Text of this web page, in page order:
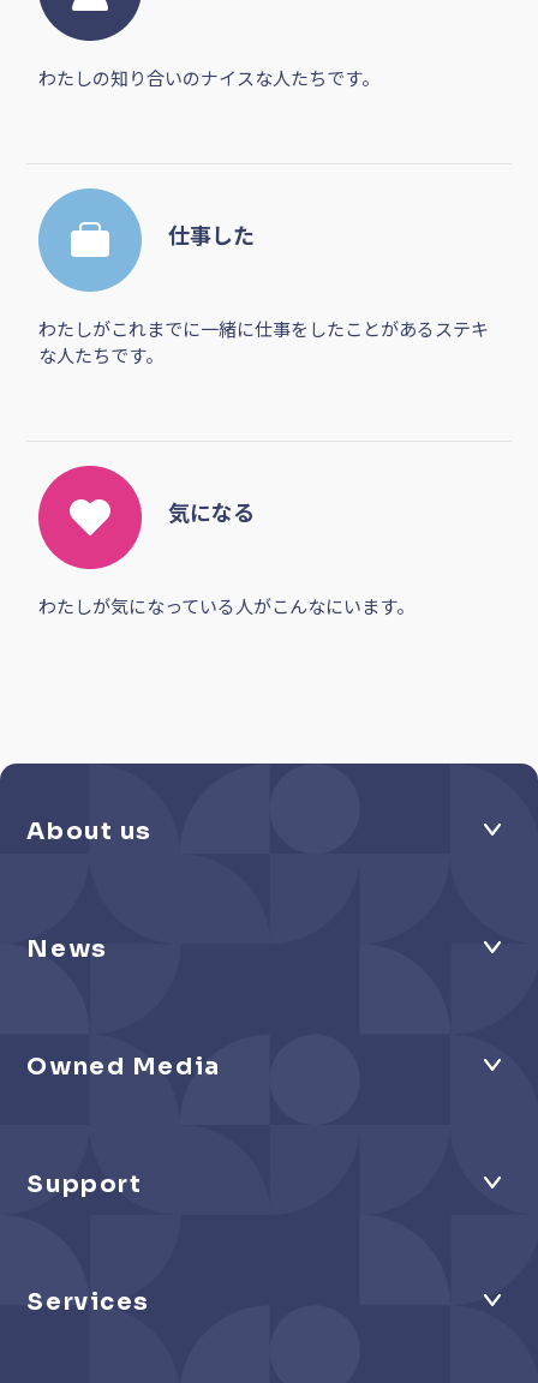
わたしの知り合いのナイスな人たちです。
仕事した
わたしがこれまでに一緒に仕事をしたことがあるステキ
な人たちです。
気になる
わたしが気になっている人がこんなにいます。
About us
News
Owned Media
Support
Services